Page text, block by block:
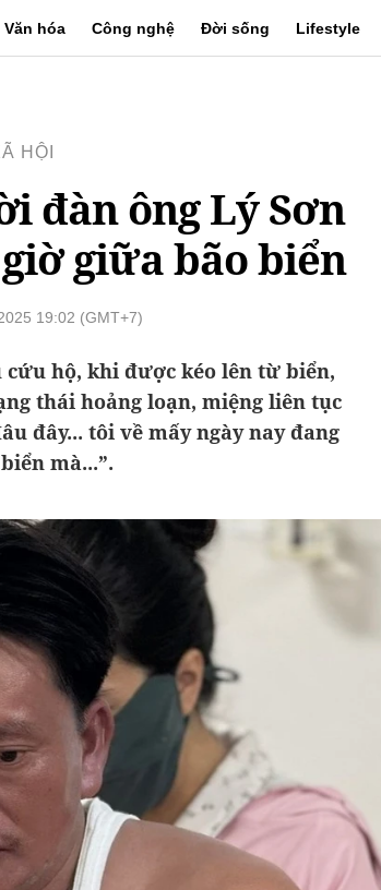
Văn hóa Công nghệ Đời sống Lifestyle
HỘI
đàn ông Lý Sơn
giữa bão biển
19:02 (GMT+7)
hộ, khi được kéo lên từ biển,
thái hoảng loạn, miệng liên tục
đây... tôi về mấy ngày nay đang
mà...”.